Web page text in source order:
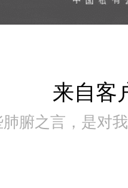
来自客
腑之言，是对